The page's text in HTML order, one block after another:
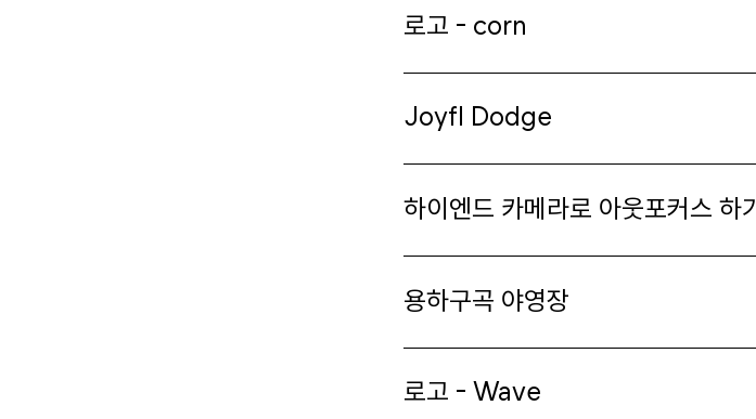
로고 - corn
Joyfl Dodge
하이엔드 카메라로 아웃포커스 하기
용하구곡 야영장
로고 - Wave